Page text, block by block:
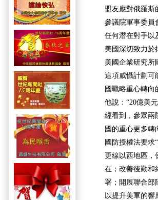
盟友應對俄羅斯
參議院軍事委員
任何潛在對手以
美國深切致力於
美國企業研究所
這項威懾計劃可
國戰略重心轉向
他說：“20億美
經看到，參眾兩
國的重心更多轉
國防授權法要求
更線以西地區，
在；改善後勤和
署；開展聯合部
以提升美軍的